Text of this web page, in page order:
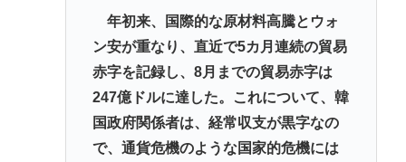
年初来、国際的な原材料高騰とウォ
ン安が重なり、直近で5カ月連続の貿易
赤字を記録し、8月までの貿易赤字は
247億ドルに達した。これについて、韓
国政府関係者は、経常収支が黒字なの
で、通貨危機のような国家的危機には